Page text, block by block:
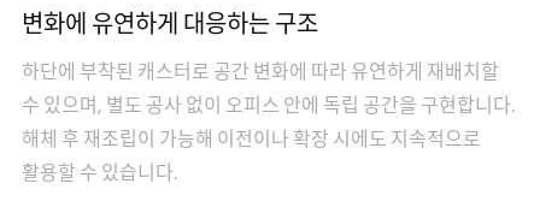
변화에 유연하게 대응하는 구조
하단에 부착된 캐스터로 공간 변화에 따라 유연하게 재배치할
수 있으며, 별도 공사 없이 오피스 안에 독립 공간을 구현합니다.
해체 후 재조립이 가능해 이전이나 확장 시에도 지속적으로
활용할 수 있습니다.